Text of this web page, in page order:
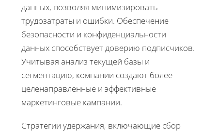
данных, позволяя минимизировать
трудозатраты и ошибки. Обеспечение
безопасности и конфиденциальности
данных способствует доверию подписчиков.
Учитывая анализ текущей базы и
сегментацию, компании создают более
целенаправленные и эффективные
маркетинговые кампании.
Стратегии удержания, включающие сбор